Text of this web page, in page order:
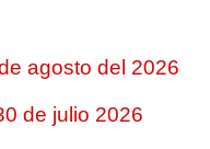
agosto del 2026
de julio 2026